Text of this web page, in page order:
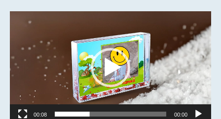
וידאו
00:00
00:08